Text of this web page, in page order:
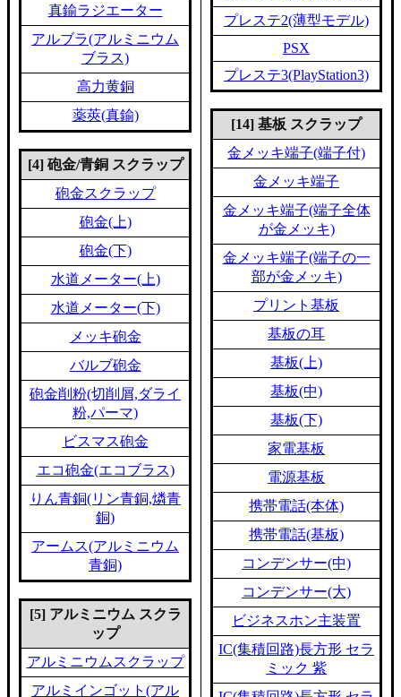
真鍮ラジエーター
アルブラ(アルミニウム
ブラス)
高力黄銅
薬莢(真鍮)
[4] 砲金/青銅 スクラップ
砲金スクラップ
砲金(上)
砲金(下)
水道メーター(上)
水道メーター(下)
メッキ砲金
バルブ砲金
砲金削粉(切削屑,ダライ
粉,パーマ)
ビスマス砲金
エコ砲金(エコブラス)
りん青銅(リン青銅,燐青
銅)
アームス(アルミニウム
青銅)
[5] アルミニウム スクラ
ップ
アルミニウムスクラップ
アルミインゴット(アル
プレステ2(薄型モデル)
PSX
プレステ3(PlayStation3)
[14] 基板 スクラップ
金メッキ端子(端子付)
金メッキ端子
金メッキ端子(端子全体
が金メッキ)
金メッキ端子(端子の一
部が金メッキ)
プリント基板
基板の耳
基板(上)
基板(中)
基板(下)
家電基板
電源基板
携帯電話(本体)
携帯電話(基板)
コンデンサー(中)
コンデンサー(大)
ビジネスホン主装置
IC(集積回路)長方形 セラ
ミック 紫